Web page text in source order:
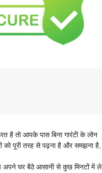
तो आपके पास बिना गारंटी के लोन
पूरी तरह से पढ़ना है और समझना है,
घर बैठे आसानी से कुछ मिनटों में ले